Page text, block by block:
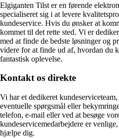
Elgiganten Tilst er en førende
specialiseret sig i at levere
kundeservice. Hvis du ønsker at
kommet til det rette sted. Vi er
med at finde de bedste løsninger og
videre for at finde ud af, hvordan du
fantastisk oplevelse.
Kontakt os direkte
Vi har et dedikeret
eventuelle spørgsmål eller
telefon, e-mail eller ved at besøge
kundeservicemedarbejdere er
hjælpe dig.